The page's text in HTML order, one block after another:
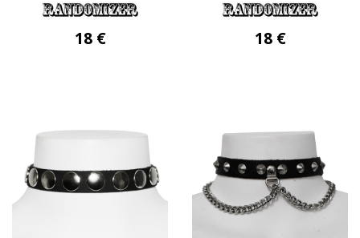
18 € 18 €